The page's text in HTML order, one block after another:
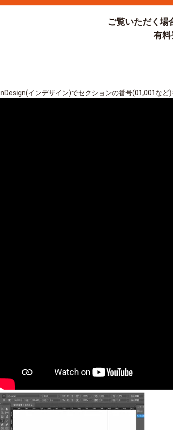
ご覧いただく場
有料
InDesign(インデザイン)でセクションの番号(01,001など